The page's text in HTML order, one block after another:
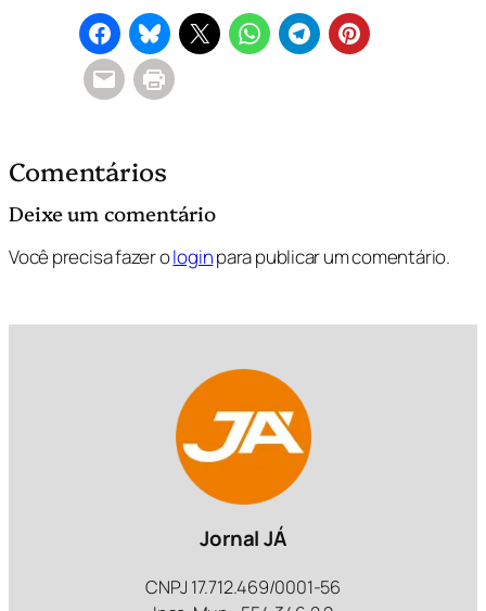
Comentários
Deixe um comentário
Você precisa fazer ologinpara publicar um comentário.
Jornal JÁ
CNPJ 17.712.469/0001-56